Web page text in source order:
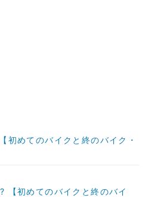
初めてのバイクと終のバイク・
【初めてのバイクと終のバイ